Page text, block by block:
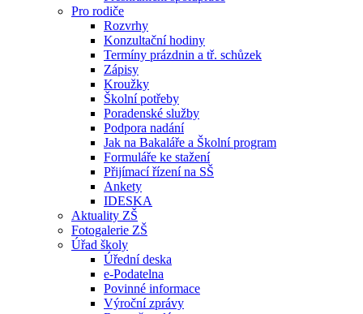
Pro rodiče
Rozvrhy
Konzultační hodiny
Termíny prázdnin a tř. schůzek
Zápisy
Kroužky
Školní potřeby
Poradenské služby
Podpora nadání
Jak na Bakaláře a Školní program
Formuláře ke stažení
Přijímací řízení na SŠ
Ankety
IDESKA
Aktuality ZŠ
Fotogalerie ZŠ
Úřad školy
Úřední deska
e-Podatelna
Povinné informace
Výroční zprávy